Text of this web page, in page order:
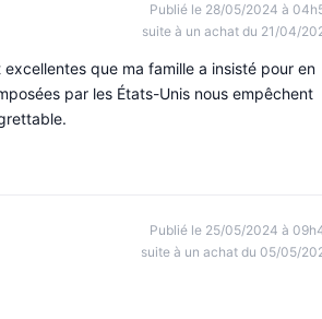
Publié le 28/05/2024 à
suite à un achat du 21/04/
que ma famille a insisté pour en
par les États-Unis nous empêchent
Publié le 25/05/2024 à
suite à un achat du 05/05/